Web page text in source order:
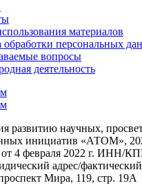
материалов
персональных
вопросы
деятельность
развитию научных,
инициатив «АТОМ»,
от 4 февраля 2022 г. ИНН/
адрес/
Мира, 119, стр. 19А